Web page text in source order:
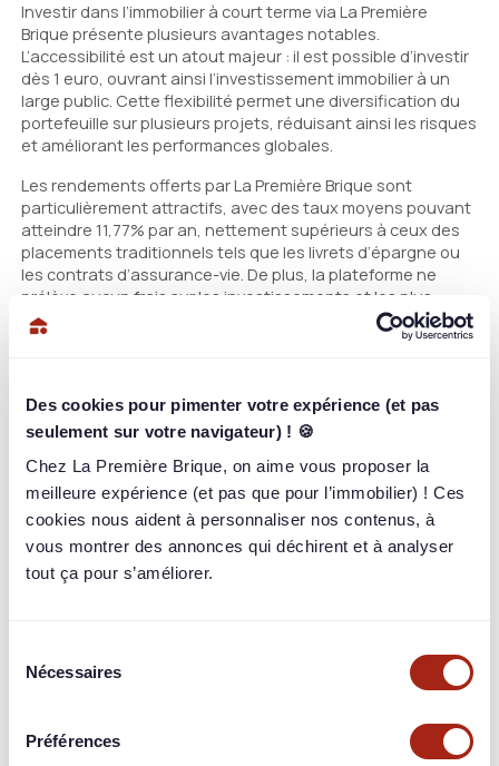
Des cookies pour pimenter votre expérience (et pas
seulement sur votre navigateur) ! 🍪
Chez La Première Brique, on aime vous proposer la
meilleure expérience (et pas que pour l’immobilier) ! Ces
cookies nous aident à personnaliser nos contenus, à
vous montrer des annonces qui déchirent et à analyser
tout ça pour s’améliorer.
Nécessaires
Préférences
Investir dans l’immobilier à court terme via La Première
Brique présente plusieurs avantages notables.
L’accessibilité est un atout majeur : il est possible d’investir
dès 1 euro, ouvrant ainsi l’investissement immobilier à un
large public. Cette flexibilité permet une diversification du
portefeuille sur plusieurs projets, réduisant ainsi les risques
et améliorant les performances globales.
Les rendements offerts par La Première Brique sont
particulièrement attractifs, avec des taux moyens pouvant
atteindre 11,77% par an, nettement supérieurs à ceux des
placements traditionnels tels que les livrets d’épargne ou
les contrats d’assurance-vie. De plus, la plateforme ne
prélève aucun frais sur les investissements et les plus-
values, augmentant ainsi la rentabilité nette des
constitue également un avantage significatif. Les projets
proposés par La Première Brique ont des durées variant de
projets alignés sur leurs objectifs financiers à court terme.
Comment investir avec La
Première Brique ?
structuré. La première étape consiste à compléter votre
profil en fournissant des informations personnelles et un
questionnaire d’évaluation de votre profil d’investisseur
financier et utiliser un simulateur pour déterminer votre